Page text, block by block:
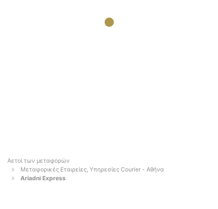
Αετοί των μεταφορών
Μεταφορικές Εταιρείες, Υπηρεσίες Courier - Αθήνα
Ariadni Express